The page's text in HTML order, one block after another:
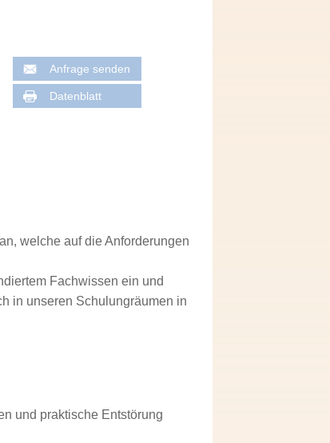
Anfrage senden
Datenblatt
welche auf die Anforderungen
Fachwissen ein und
in unseren Schulungräumen in
und praktische Entstörung